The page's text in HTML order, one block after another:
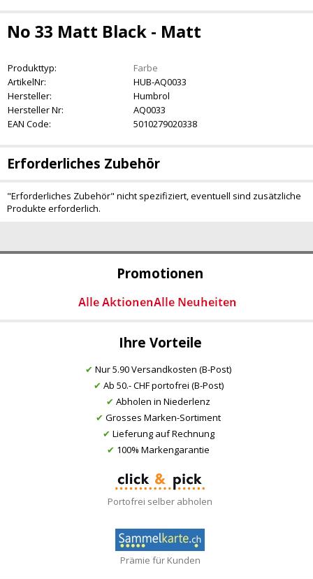
Promotionen
Ihre Vorteile
✔ Nur 5.90 Versandkosten (B-Post)
✔ Ab 50.- CHF portofrei (B-Post)
✔ Abholen in Niederlenz
✔ Grosses Marken-Sortiment
✔ Lieferung auf Rechnung
✔ 100% Markengarantie
Portofrei selber abholen
Prämie für Kunden
No 33 Matt Black - Matt
Produkttyp:
Farbe
ArtikelNr:
HUB-AQ0033
Hersteller:
Humbrol
Hersteller Nr:
AQ0033
EAN Code:
5010279020338
Erforderliches Zubehör
"Erforderliches Zubehör" nicht spezifiziert, eventuell sind zusätzliche
Produkte erforderlich.